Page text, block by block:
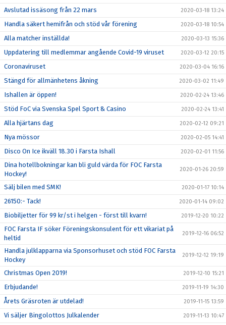
Avslutad issäsong från 22 mars 2020-03-18 13:24
Handla säkert hemifrån och stöd vår förening 2020-03-18 10:54
Alla matcher inställda! 2020-03-13 15:36
Uppdatering till medlemmar angående Covid-19 viruset 2020-03-12 20:15
Coronaviruset 2020-03-04 16:16
Stängd för allmänhetens åkning 2020-03-02 11:49
Ishallen är öppen! 2020-02-24 13:46
Stöd FoC via Svenska Spel Sport & Casino 2020-02-24 13:41
Alla hjärtans dag 2020-02-12 09:21
Nya mössor 2020-02-05 14:41
Disco On Ice ikväll 18.30 i Farsta Ishall 2020-02-01 11:56
Dina hotellbokningar kan bli guld värda för FOC Farsta
Hockey!
2020-01-26 20:59
Sälj bilen med SMK! 2020-01-17 10:14
26150:- Tack! 2020-01-14 09:02
Biobiljetter för 99 kr/st i helgen - först till kvarn! 2019-12-20 10:22
FOC Farsta IF söker Föreningskonsulent för ett vikariat på
heltid
2019-12-16 06:52
Handla julklapparna via Sponsorhuset och stöd FOC Farsta
Hockey
2019-12-12 19:19
Christmas Open 2019! 2019-12-10 15:21
Erbjudande! 2019-11-19 14:30
Årets Gräsroten är utdelad! 2019-11-15 13:59
Vi säljer Bingolottos Julkalender 2019-11-13 10:47